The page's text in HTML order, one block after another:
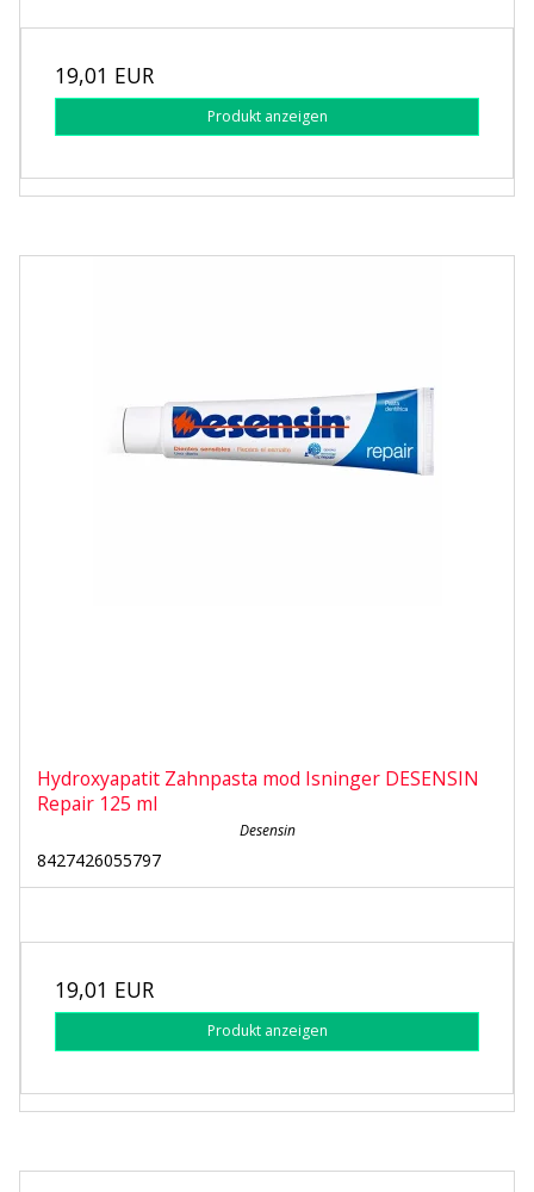
19,01 EUR
Produkt anzeigen
Hydroxyapatit Zahnpasta mod Isninger DESENSIN
Repair 125 ml
Desensin
8427426055797
19,01 EUR
Produkt anzeigen